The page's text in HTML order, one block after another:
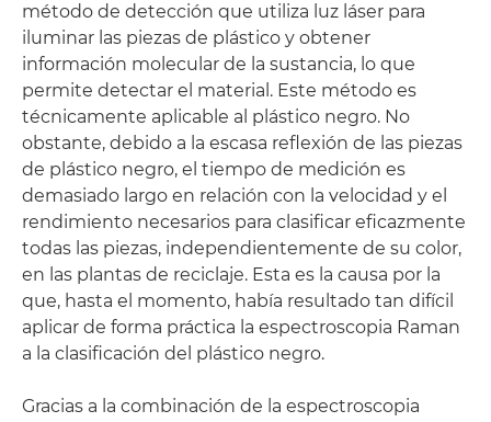
método de detección que utiliza luz láser para
iluminar las piezas de plástico y obtener
información molecular de la sustancia, lo que
permite detectar el material. Este método es
técnicamente aplicable al plástico negro. No
obstante, debido a la escasa reflexión de las piezas
de plástico negro, el tiempo de medición es
demasiado largo en relación con la velocidad y el
rendimiento necesarios para clasificar eficazmente
todas las piezas, independientemente de su color,
en las plantas de reciclaje. Esta es la causa por la
que, hasta el momento, había resultado tan difícil
aplicar de forma práctica la espectroscopia Raman
a la clasificación del plástico negro.
Gracias a la combinación de la espectroscopia